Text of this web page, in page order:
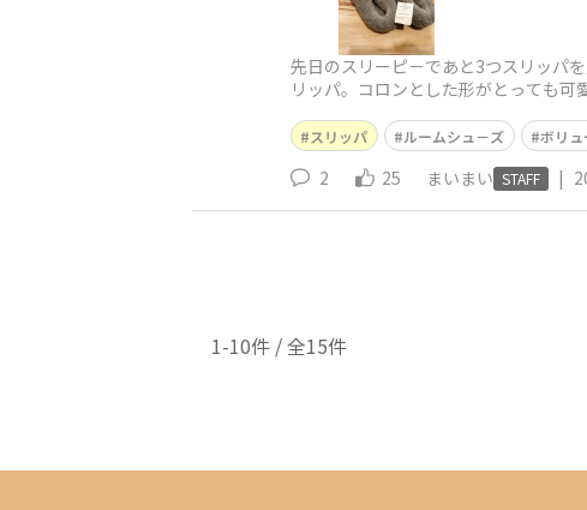
先日のスリーピ－であと3つスリッパ
リッパ。コロンとした形がとっても
スリッパ ルームシュ－ズ ボリ
2 25 まいまい STAFF |
1-10件 / 全15件